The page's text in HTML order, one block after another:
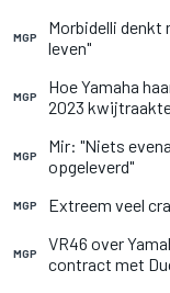
MGP
Morbidelli denkt
leven"
MGP
Hoe Yamaha
2023
MGP
Mir: "Niets
opgeleverd"
MGP Extreem veel
MGP
VR46 over
contract met